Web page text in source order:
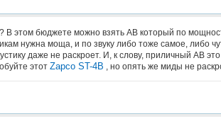
В этом бюджете можно взять АВ который по
нужна моща, и по звуку либо тоже самое, либо
даже не раскроет. И, к слову, приличный АВ
этот Zapco ST-4B , но опять же миды не